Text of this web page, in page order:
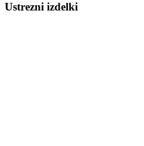
Ustrezni izdelki